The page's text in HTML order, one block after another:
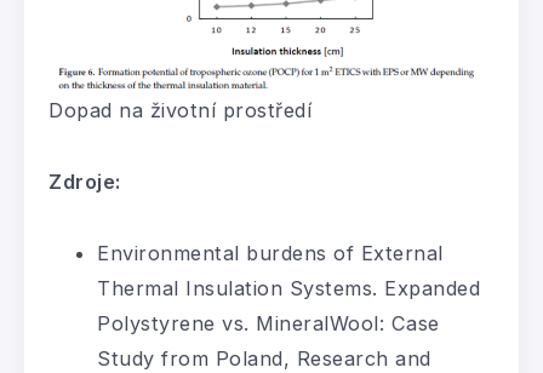
Dopad na životní prostředí
Zdroje:
Environmental burdens of External
Thermal Insulation Systems. Expanded
Polystyrene vs. MineralWool: Case
Study from Poland, Research and